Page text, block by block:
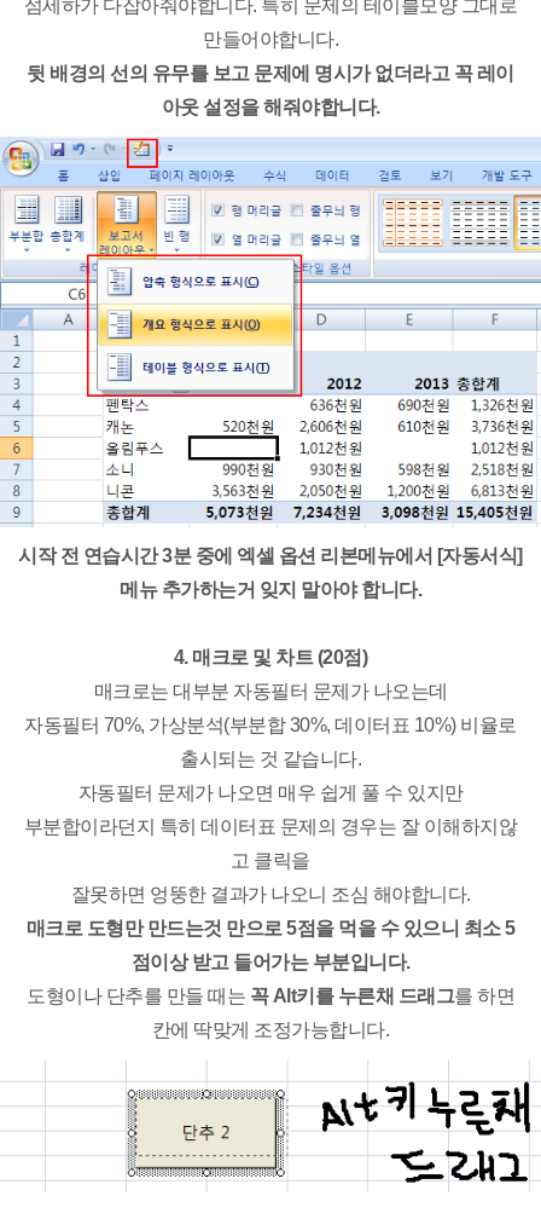
섬세하가 다잡아줘야합니다. 특히 문제의 테이블모양 그대로
만들어야합니다.
뒷 배경의 선의 유무를 보고 문제에 명시가 없더라고 꼭 레이
아웃 설정을 해줘야합니다.
시작 전 연습시간 3분 중에 엑셀 옵션 리본메뉴에서 [자동서식]
메뉴 추가하는거 잊지 말아야 합니다.
4. 매크로 및 차트 (20점)
매크로는 대부분 자동필터 문제가 나오는데
자동필터 70%, 가상분석(부분합 30%, 데이터표 10%) 비율로
출시되는 것 같습니다.
자동필터 문제가 나오면 매우 쉽게 풀 수 있지만
부분합이라던지 특히 데이터표 문제의 경우는 잘 이해하지않
고 클릭을
잘못하면 엉뚱한 결과가 나오니 조심 해야합니다.
매크로 도형만 만드는것 만으로 5점을 먹을 수 있으니 최소 5
점이상 받고 들어가는 부분입니다.
도형이나 단추를 만들 때는 꼭 Alt키를 누른채 드래그를 하면
칸에 딱맞게 조정가능합니다.